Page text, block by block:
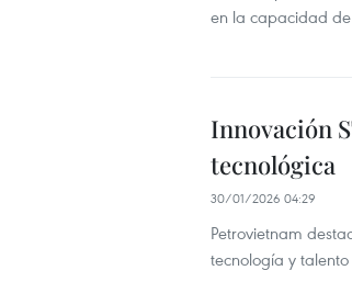
en la capacidad
Innovación
tecnológica
30/01/2026 04:29
Petrovietnam
tecnología y